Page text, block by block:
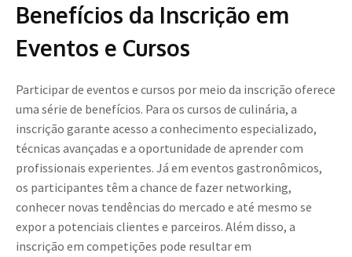
Benefícios da Inscrição em
Eventos e Cursos
Participar de eventos e cursos por meio da inscrição oferece
uma série de benefícios. Para os cursos de culinária, a
inscrição garante acesso a conhecimento especializado,
técnicas avançadas e a oportunidade de aprender com
profissionais experientes. Já em eventos gastronômicos,
os participantes têm a chance de fazer networking,
conhecer novas tendências do mercado e até mesmo se
expor a potenciais clientes e parceiros. Além disso, a
inscrição em competições pode resultar em